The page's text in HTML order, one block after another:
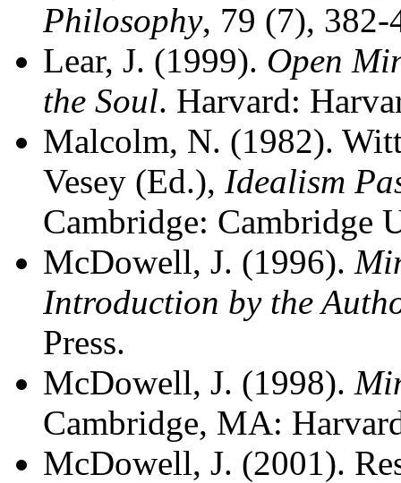
Philosophy, 79 (7), 382-
Lear, J. (1999). Open
the Soul. Harvard:
Malcolm, N. (1982).
Vesey (Ed.), Idealism
Cambridge: Cambridge
McDowell, J. (1996).
Introduction by the
Press.
McDowell, J. (1998).
Cambridge, MA:
McDowell, J. (2001).